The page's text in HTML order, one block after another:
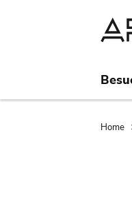
Home